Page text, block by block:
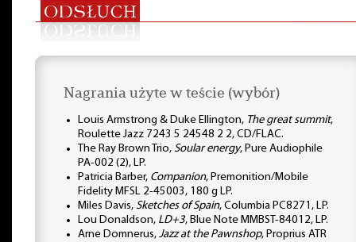
Nagrania użyte w teście (wybór)
Louis Armstrong & Duke Ellington, The great summit,
Roulette Jazz 7243 5 24548 2 2, CD/FLAC.
The Ray Brown Trio, Soular energy, Pure Audiophile
PA-002 (2), LP.
Patricia Barber, Companion, Premonition/Mobile
Fidelity MFSL 2-45003, 180 g LP.
Miles Davis, Sketches of Spain, Columbia PC8271, LP.
Lou Donaldson, LD+3, Blue Note MMBST-84012, LP.
Arne Domnerus, Jazz at the Pawnshop, Proprius ATR